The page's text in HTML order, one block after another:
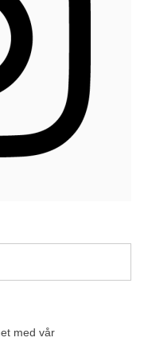
med vår